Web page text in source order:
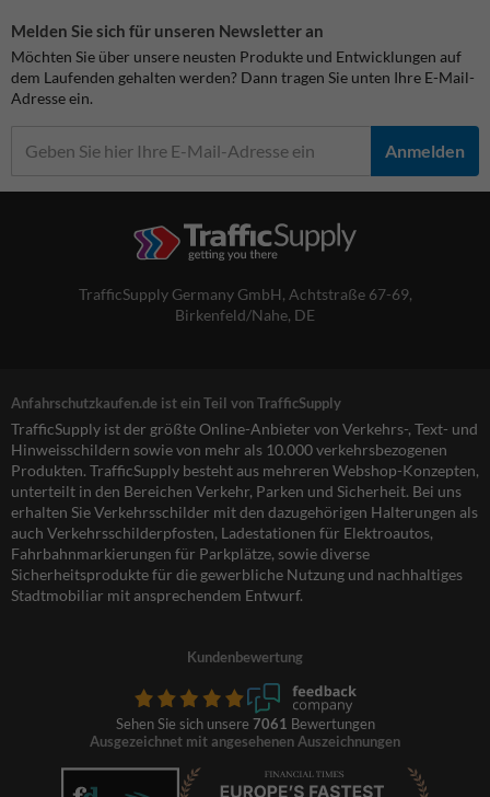
Melden Sie sich für unseren Newsletter an
Möchten Sie über unsere neusten Produkte und Entwicklungen auf
dem Laufenden gehalten werden? Dann tragen Sie unten Ihre E-Mail-
Adresse ein.
Anmelden
TrafficSupply Germany GmbH, Achtstraße 67-69,
Birkenfeld/Nahe, DE
Anfahrschutzkaufen.de ist ein Teil von TrafficSupply
TrafficSupply ist der größte Online-Anbieter von Verkehrs-, Text- und
Hinweisschildern sowie von mehr als 10.000 verkehrsbezogenen
Produkten. TrafficSupply besteht aus mehreren Webshop-Konzepten,
unterteilt in den Bereichen Verkehr, Parken und Sicherheit. Bei uns
erhalten Sie Verkehrsschilder mit den dazugehörigen Halterungen als
auch Verkehrsschilderpfosten, Ladestationen für Elektroautos,
Fahrbahnmarkierungen für Parkplätze, sowie diverse
Sicherheitsprodukte für die gewerbliche Nutzung und nachhaltiges
Stadtmobiliar mit ansprechendem Entwurf.
Kundenbewertung
Sehen Sie sich unsere 7061 Bewertungen
Ausgezeichnet mit angesehenen Auszeichnungen